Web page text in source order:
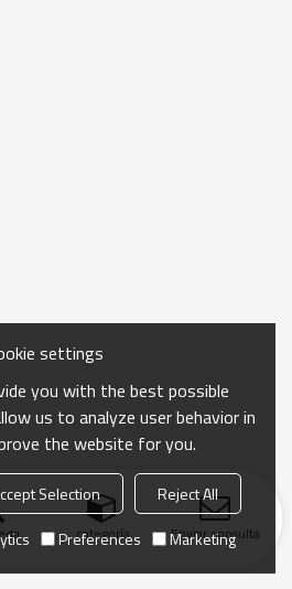
categoría Enviar consulta
settings
you with the best possible
us to analyze user behavior in
the website for you.
Selection
Reject All
Preferences Marketing